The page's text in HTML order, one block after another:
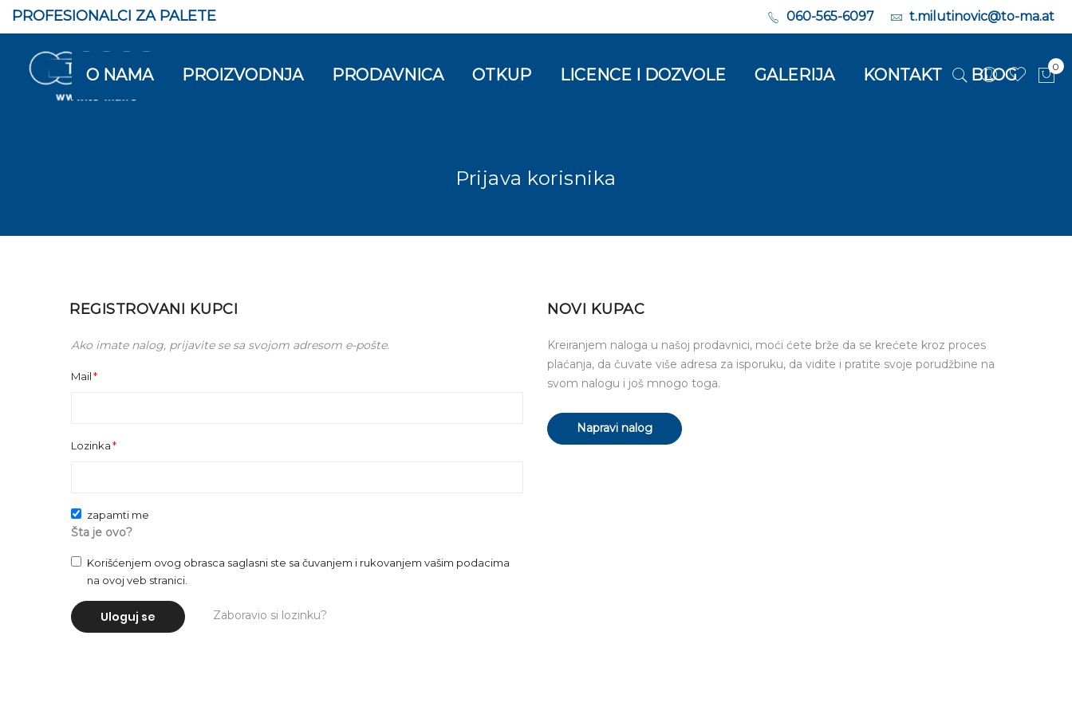
PROFESIONALCI ZA PALETE 060-565-6097 t.milutinovic@to-ma.at
O NAMA PROIZVODNJA PRODAVNICA OTKUP LICENCE I DOZVOLE GALERIJA KONTAKT BLOG 0
Prijava korisnika
REGISTROVANI KUPCI
Ako imate nalog, prijavite se sa svojom adresom e-pošte.
Mail
Lozinka
zapamti me
Šta je ovo?
Korišćenjem ovog obrasca saglasni ste sa čuvanjem i rukovanjem vašim podacima
na ovoj veb stranici.
Uloguj se Zaboravio si lozinku?
NOVI KUPAC
Kreiranjem naloga u našoj prodavnici, moći ćete brže da se krećete kroz proces
plaćanja, da čuvate više adresa za isporuku, da vidite i pratite svoje porudžbine na
svom nalogu i još mnogo toga.
Napravi nalog